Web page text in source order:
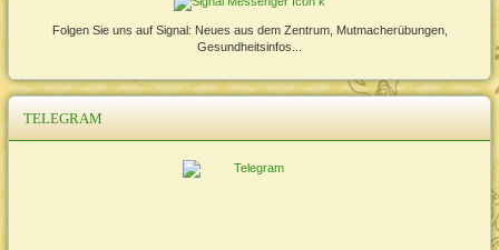
Folgen Sie uns auf Signal: Neues aus dem Zentrum, Mutmacherübungen,
Gesundheitsinfos...
TELEGRAM